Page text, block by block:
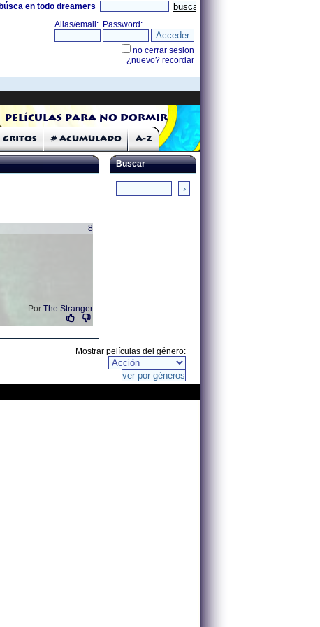
búsca en todo dreamers
Películas para no dormir
Gritos # Acumulado A-Z
8
Por The Stranger
Buscar
Mostrar películas del género: